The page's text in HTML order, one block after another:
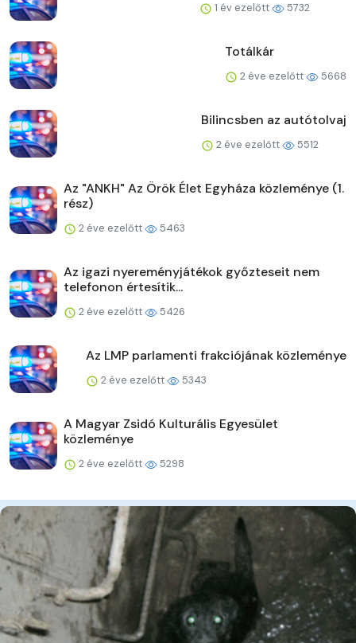
1 év ezelőtt 5732
Totálkár
2 éve ezelőtt 5668
Bilincsben az autótolvaj
2 éve ezelőtt 5512
Az "ANKH" Az Örök Élet Egyháza közleménye (1.
rész)
2 éve ezelőtt 5463
Az igazi nyereményjátékok győzteseit nem
telefonon értesítik...
2 éve ezelőtt 5426
Az LMP parlamenti frakciójának közleménye
2 éve ezelőtt 5343
A Magyar Zsidó Kulturális Egyesület
közleménye
2 éve ezelőtt 5298